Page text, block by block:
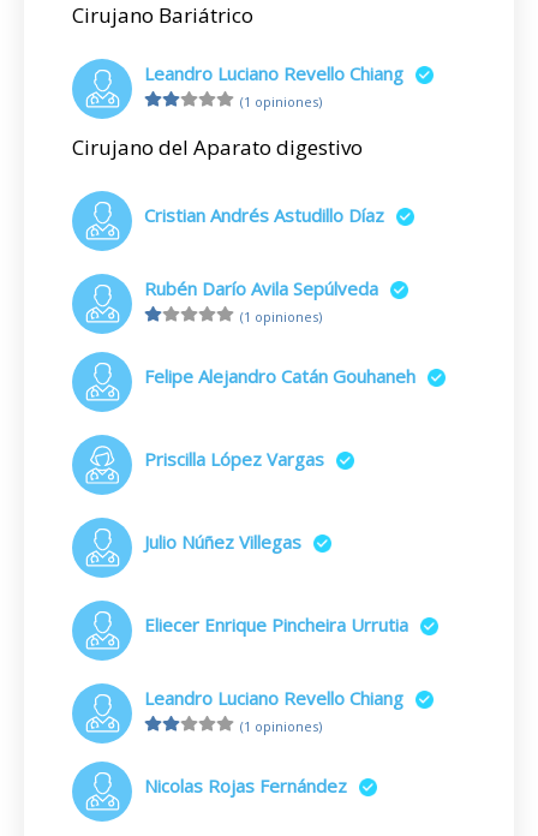
Cirujano Bariátrico
Leandro Luciano Revello Chiang
(1 opiniones)
Cirujano del Aparato digestivo
Cristian Andrés Astudillo Díaz
Rubén Darío Avila Sepúlveda
(1 opiniones)
Felipe Alejandro Catán Gouhaneh
Priscilla López Vargas
Julio Núñez Villegas
Eliecer Enrique Pincheira Urrutia
Leandro Luciano Revello Chiang
(1 opiniones)
Nicolas Rojas Fernández